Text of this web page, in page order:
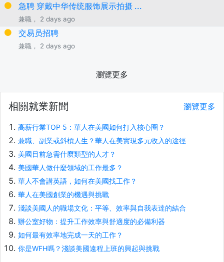
急聘 穿戴中华传统服饰展示拍摄 ...
兼職， 2 days ago
交易员招聘
兼職， 2 days ago
瀏覽更多
相關就業新聞 瀏覽更多
高薪行業TOP 5：華人在美國如何打入核心圈？
兼職、副業或斜槓人生？華人在美實現多元收入的途徑
美國目前急需什麼類型的人才？
美國華人做什麼領域的工作最多？
華人不會講英語，如何在美國找工作？
華人在美國創業的機遇與挑戰
淺談美國人的職場文化：平等、效率與自我表達的結合
辦公室好物：提升工作效率與舒適度的必備利器
如何最有效率地完成一天的工作？
你是WFH嗎？淺談美國遠程上班的興起與挑戰